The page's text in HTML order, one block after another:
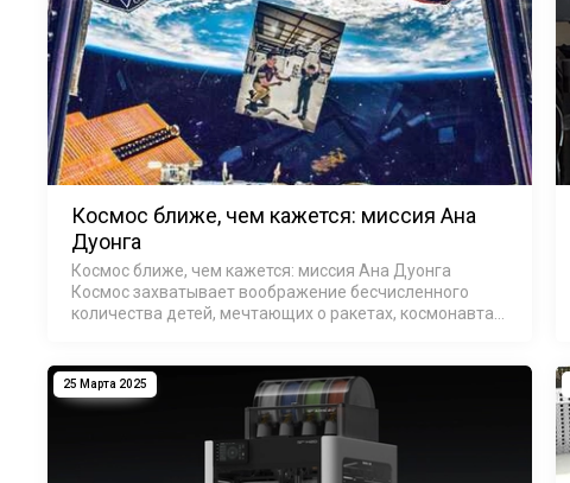
Космос ближе, чем кажется: миссия Ана
Дуонга
Космос ближе, чем кажется: миссия Ана Дуонга
Космос захватывает воображение бесчисленного
количества детей, мечтающих о ракетах, космонавтах
25 Марта 2025